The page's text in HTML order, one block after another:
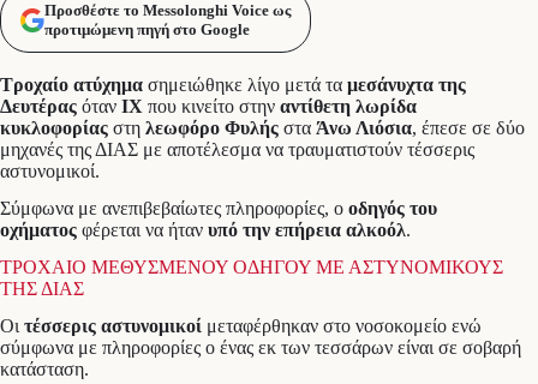
Προσθέστε το Messolonghi Voice ως
προτιμώμενη πηγή στο Google
Τροχαίο ατύχημα σημειώθηκε λίγο μετά τα μεσάνυχτα της
Δευτέρας όταν ΙΧ που κινείτο στην αντίθετη λωρίδα
κυκλοφορίας στη λεωφόρο Φυλής στα Άνω Λιόσια, έπεσε σε δύο
μηχανές της ΔΙΑΣ με αποτέλεσμα να τραυματιστούν τέσσερις
αστυνομικοί.
Σύμφωνα με ανεπιβεβαίωτες πληροφορίες, ο οδηγός του
οχήματος φέρεται να ήταν υπό την επήρεια αλκοόλ.
ΤΡΟΧΑΙΟ ΜΕΘΥΣΜΕΝΟΥ ΟΔΗΓΟΥ ΜΕ ΑΣΤΥΝΟΜΙΚΟΥΣ
ΤΗΣ ΔΙΑΣ
Οι τέσσερις αστυνομικοί μεταφέρθηκαν στο νοσοκομείο ενώ
σύμφωνα με πληροφορίες ο ένας εκ των τεσσάρων είναι σε σοβαρή
κατάσταση.